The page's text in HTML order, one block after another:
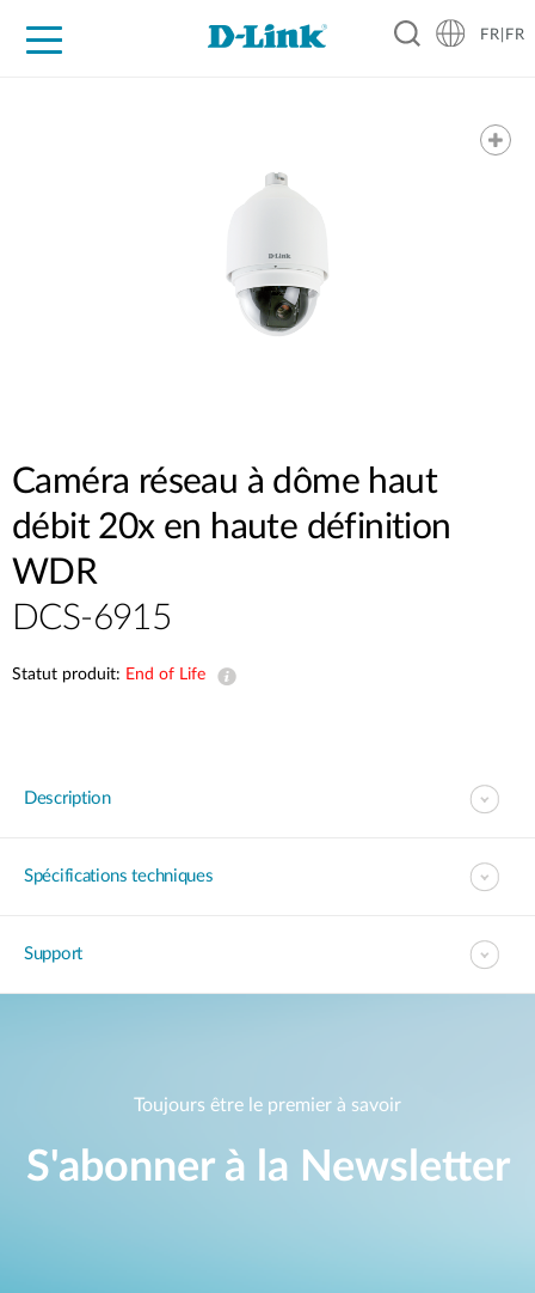
FR|FR
Caméra réseau à dôme haut
débit 20x en haute définition
WDR
DCS-6915
Statut produit: End of Life
Description
Spécifications techniques
Support
Toujours être le premier à savoir
S'abonner à la Newsletter